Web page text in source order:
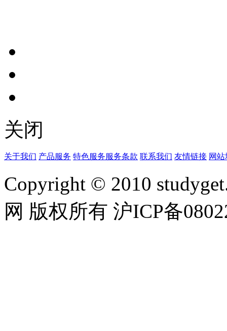
关闭
关于我们 产品服务 特色服务服务条款 联系我们 友情链接 网
Copyright © 2010
网 版权所有 沪ICP备